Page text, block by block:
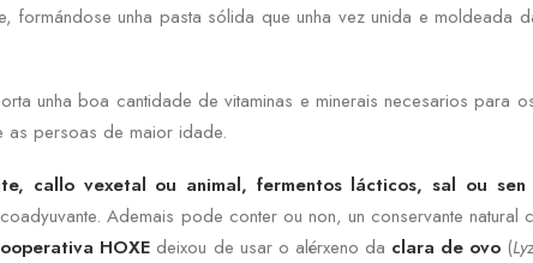
formándose unha pasta sólida que unha vez unida e moldeada
unha boa cantidade de vitaminas e minerais necesarios para
as persoas de maior idade.
callo vexetal ou animal, fermentos lácticos, sal ou
Ademais pode conter ou non, un conservante natural
HOXE deixou de usar o alérxeno da clara de ovo(